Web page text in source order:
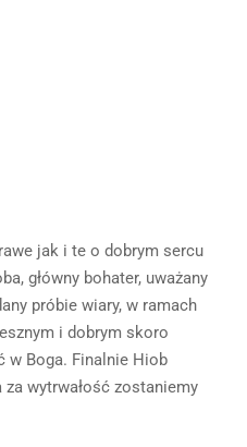
jak i te o dobrym sercu
główny bohater, uważany
próbie wiary, w ramach
i dobrym skoro
w Boga. Finalnie Hiob
wytrwałość zostaniemy